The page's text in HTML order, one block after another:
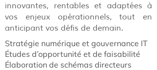
innovantes, rentables et adaptées à
vos enjeux opérationnels, tout en
anticipant vos défis de demain.
Stratégie numérique et gouvernance IT
Études d’opportunité et de faisabilité
Élaboration de schémas directeurs